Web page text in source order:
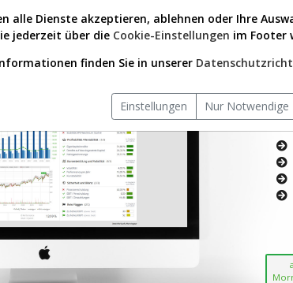
alle Dienste akzeptieren, ablehnen oder Ihre
jederzeit über die Cookie-Einstellungen im Footer
finden Sie in unserer
Einstellungen Nur Notwendige